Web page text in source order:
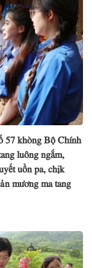
57 khòng Bộ Chính
luông ngắm,
uồn pa, chịk
mương ma tang